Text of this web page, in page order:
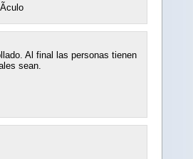
Al final las personas tienen
sean.